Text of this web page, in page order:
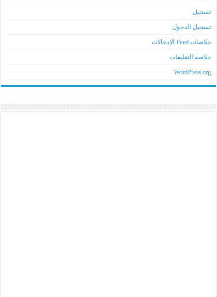
تسجيل
تسجيل الدخول
خلاصات Feed الإدخالات
خلاصة التعليقات
WordPress.org